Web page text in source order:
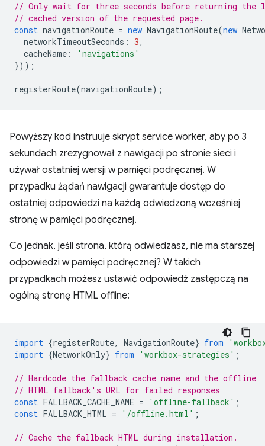
// Only wait for three seconds before returning the
// cached version of the requested page.
const navigationRoute = new NavigationRoute(new
networkTimeoutSeconds : 3,
cacheName :
'navigations'
}));
registerRoute(navigationRoute);
Powyższy kod instruuje skrypt service worker, aby po 3
sekundach zrezygnował z nawigacji po stronie sieci i
używał ostatniej wersji w pamięci podręcznej. W
przypadku żądań nawigacji gwarantuje dostęp do
ostatniej odpowiedzi na każdą odwiedzoną wcześniej
stronę w pamięci podręcznej.
Co jednak, jeśli strona, którą odwiedzasz, nie ma starszej
odpowiedzi w pamięci podręcznej? W takich
przypadkach możesz ustawić odpowiedź zastępczą na
ogólną stronę HTML offline:
import {registerRoute, NavigationRoute} from
import {NetworkOnly} from 'workbox-strategies' ;
// Hardcode the fallback cache name and the offline
// HTML fallback's URL for failed responses
const FALLBACK_CACHE_NAME = 'offline-fallback' ;
const FALLBACK_HTML = '/offline.html' ;
// Cache the fallback HTML during installation.